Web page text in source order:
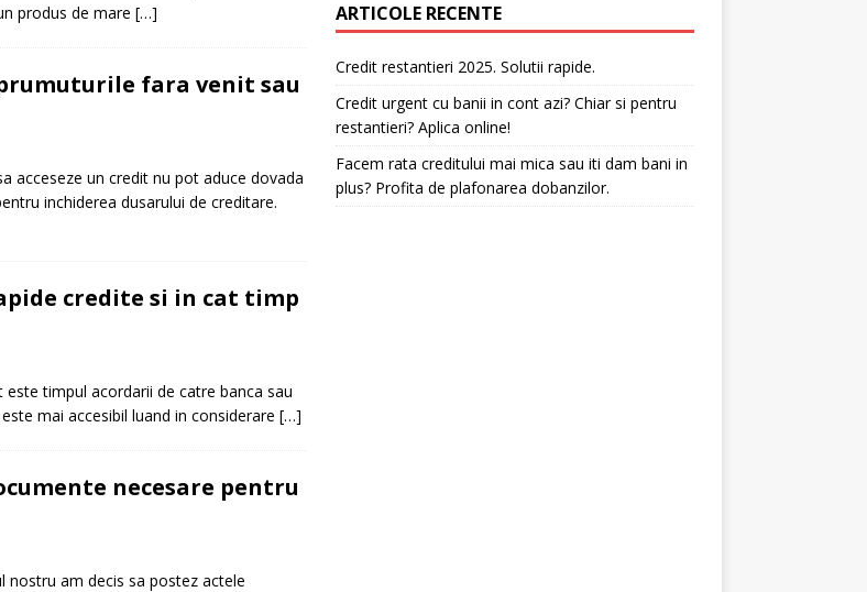
produs de mare […]
fara venit sau
acceseze un credit nu pot aduce dovada
inchiderea dusarului de creditare.
credite si in cat timp
timpul acordarii de catre banca sau
mai accesibil luand in considerare […]
necesare pentru
nostru am decis sa postez actele
ARTICOLE RECENTE
Credit restantieri 2025. Solutii rapide.
Credit urgent cu banii in cont azi? Chiar si pentru
restantieri? Aplica online!
Facem rata creditului mai mica sau iti dam bani in
plus? Profita de plafonarea dobanzilor.